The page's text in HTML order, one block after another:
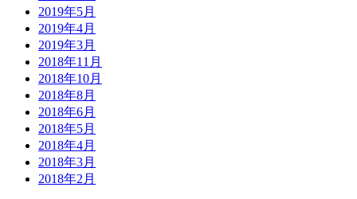
2019年5月
2019年4月
2019年3月
2018年11月
2018年10月
2018年8月
2018年6月
2018年5月
2018年4月
2018年3月
2018年2月